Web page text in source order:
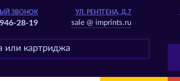
ЗВОНОК
28-19
УЛ. РЕНТГЕНА, Д.7
sale @ imprints.ru